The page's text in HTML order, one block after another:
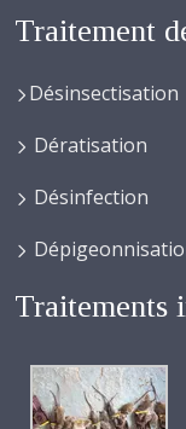
Traitement
Désinsectisation
Dératisation
Désinfection
Traitements